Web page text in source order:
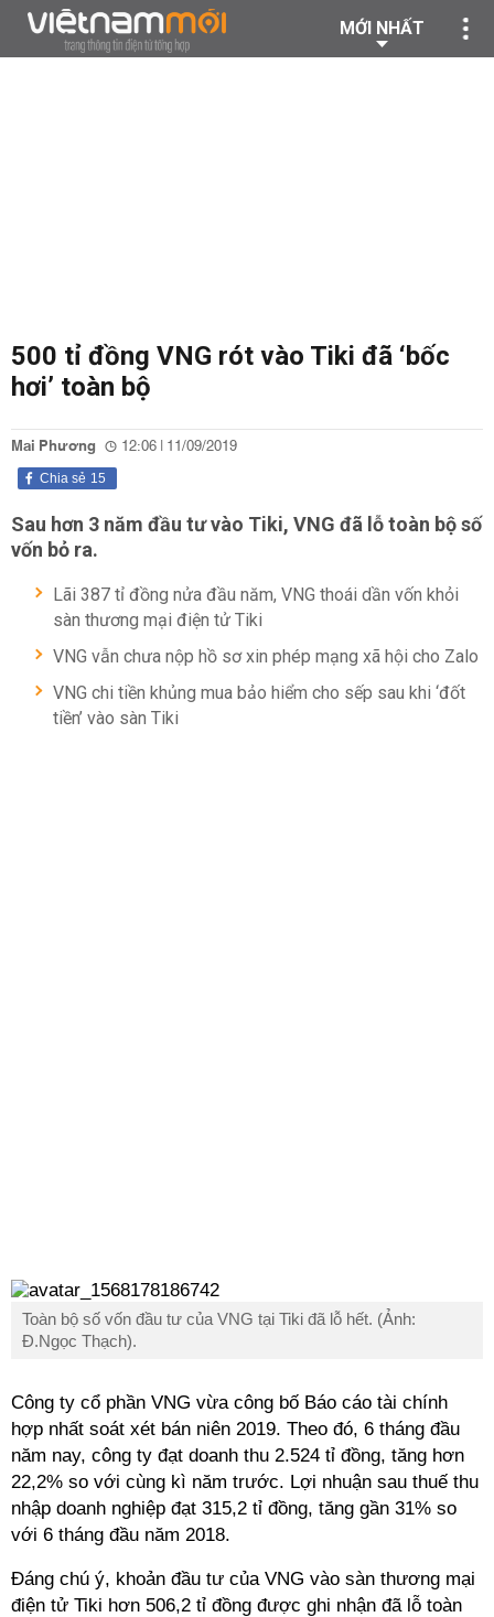
MỚI NHẤT
500 tỉ đồng VNG rót vào Tiki đã ‘bốc
hơi’ toàn bộ
Mai Phương 12:06 | 11/09/2019
15
Chia sẻ
Sau hơn 3 năm đầu tư vào Tiki, VNG đã lỗ toàn bộ số
vốn bỏ ra.
Lãi 387 tỉ đồng nửa đầu năm, VNG thoái dần vốn khỏi
sàn thương mại điện tử Tiki
VNG vẫn chưa nộp hồ sơ xin phép mạng xã hội cho Zalo
VNG chi tiền khủng mua bảo hiểm cho sếp sau khi ‘đốt
tiền’ vào sàn Tiki
Toàn bộ số vốn đầu tư của VNG tại Tiki đã lỗ hết. (Ảnh:
Đ.Ngọc Thạch).
Công ty cổ phần VNG vừa công bố Báo cáo tài chính
hợp nhất soát xét bán niên 2019. Theo đó, 6 tháng đầu
năm nay, công ty đạt doanh thu 2.524 tỉ đồng, tăng hơn
22,2% so với cùng kì năm trước. Lợi nhuận sau thuế thu
nhập doanh nghiệp đạt 315,2 tỉ đồng, tăng gần 31% so
với 6 tháng đầu năm 2018.
Đáng chú ý, khoản đầu tư của VNG vào sàn thương mại
điện tử Tiki hơn 506,2 tỉ đồng được ghi nhận đã lỗ toàn